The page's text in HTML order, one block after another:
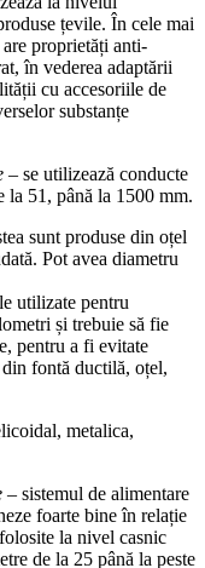
țevile. În cele mai
proprietăți anti-
în vederea adaptării
cu accesoriile de
substanțe
– se utilizează conducte
la 51, până la 1500 mm.
sunt produse din oțel
Pot avea diametru
utilizate pentru
și trebuie să fie
pentru a fi evitate
fontă ductilă, oțel,
– sistemul de alimentare
foarte bine în relație
la nivel casnic
de la 25 până la peste